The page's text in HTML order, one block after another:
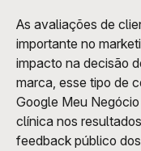
As avaliações de
importante no
impacto na decisão
marca, esse tipo de
Google Meu
clínica nos
feedback público